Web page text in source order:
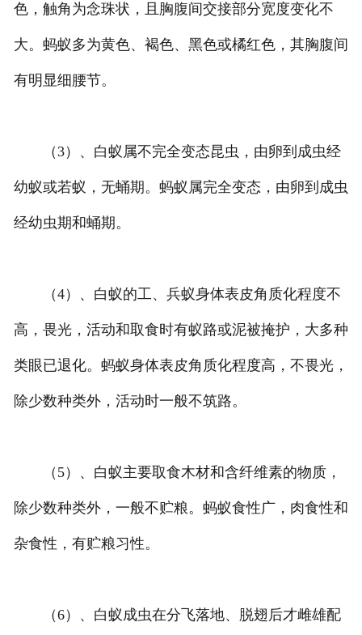
色，触角为念珠状，且胸腹间交接部分宽度变化不
大。蚂蚁多为黄色、褐色、黑色或橘红色，其胸腹间
有明显细腰节。
（3）、白蚁属不完全变态昆虫，由卵到成虫经
幼蚁或若蚁，无蛹期。蚂蚁属完全变态，由卵到成虫
经幼虫期和蛹期。
（4）、白蚁的工、兵蚁身体表皮角质化程度不
高，畏光，活动和取食时有蚁路或泥被掩护，大多种
类眼已退化。蚂蚁身体表皮角质化程度高，不畏光，
除少数种类外，活动时一般不筑路。
（5）、白蚁主要取食木材和含纤维素的物质，
除少数种类外，一般不贮粮。蚂蚁食性广，肉食性和
杂食性，有贮粮习性。
（6）、白蚁成虫在分飞落地、脱翅后才雌雄配